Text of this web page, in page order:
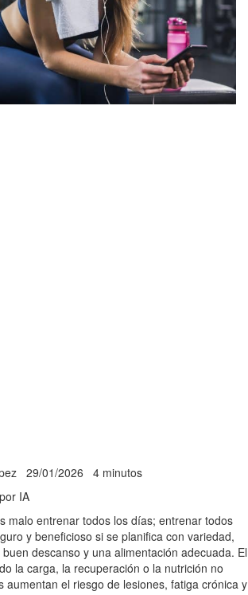
29/01/2026 4 minutos
IA
malo entrenar todos los días; entrenar todos
y beneficioso si se planifica con variedad,
descanso y una alimentación adecuada. El
la carga, la recuperación o la nutrición no
aumentan el riesgo de lesiones, fatiga crónica y